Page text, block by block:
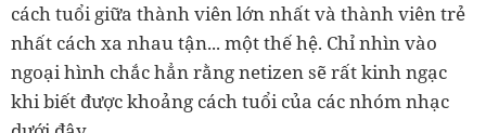
cách tuổi giữa thành viên lớn nhất và thành viên trẻ
nhất cách xa nhau tận... một thế hệ. Chỉ nhìn vào
ngoại hình chắc hẳn rằng netizen sẽ rất kinh ngạc
khi biết được khoảng cách tuổi của các nhóm nhạc